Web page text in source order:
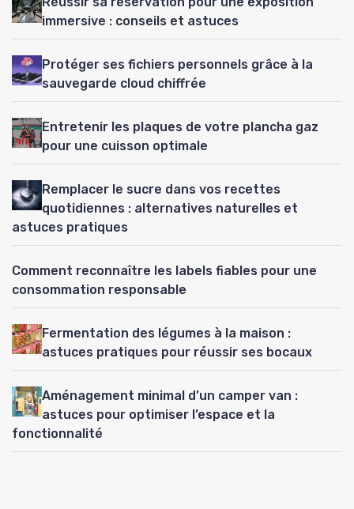
immersive : conseils et astuces
Protéger ses fichiers personnels grâce à la
sauvegarde cloud chiffrée
Entretenir les plaques de votre plancha gaz
pour une cuisson optimale
Remplacer le sucre dans vos recettes
quotidiennes : alternatives naturelles et
astuces pratiques
Comment reconnaître les labels fiables pour une
consommation responsable
Fermentation des légumes à la maison :
astuces pratiques pour réussir ses bocaux
Aménagement minimal d’un camper van :
astuces pour optimiser l’espace et la
fonctionnalité